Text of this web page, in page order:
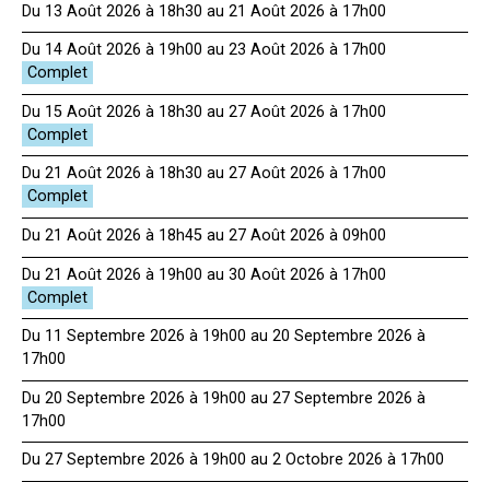
Du 13 Août 2026 à 18h30 au 21 Août 2026 à 17h00
Du 14 Août 2026 à 19h00 au 23 Août 2026 à 17h00
Du 15 Août 2026 à 18h30 au 27 Août 2026 à 17h00
Du 21 Août 2026 à 18h30 au 27 Août 2026 à 17h00
Du 21 Août 2026 à 18h45 au 27 Août 2026 à 09h00
Du 21 Août 2026 à 19h00 au 30 Août 2026 à 17h00
Du 11 Septembre 2026 à 19h00 au 20 Septembre 2026 à
17h00
Du 20 Septembre 2026 à 19h00 au 27 Septembre 2026 à
17h00
Du 27 Septembre 2026 à 19h00 au 2 Octobre 2026 à 17h00